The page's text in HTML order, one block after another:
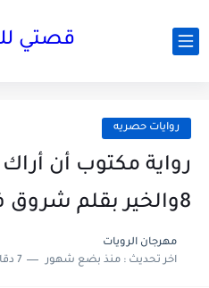
قصتي
روايات حصريه
رواية مكتوب أن
8والخير بقلم شروق فتحي
مهرجان الرويات
اخر تحديث :منذ بضع شهور 7 دقائق للقراءة